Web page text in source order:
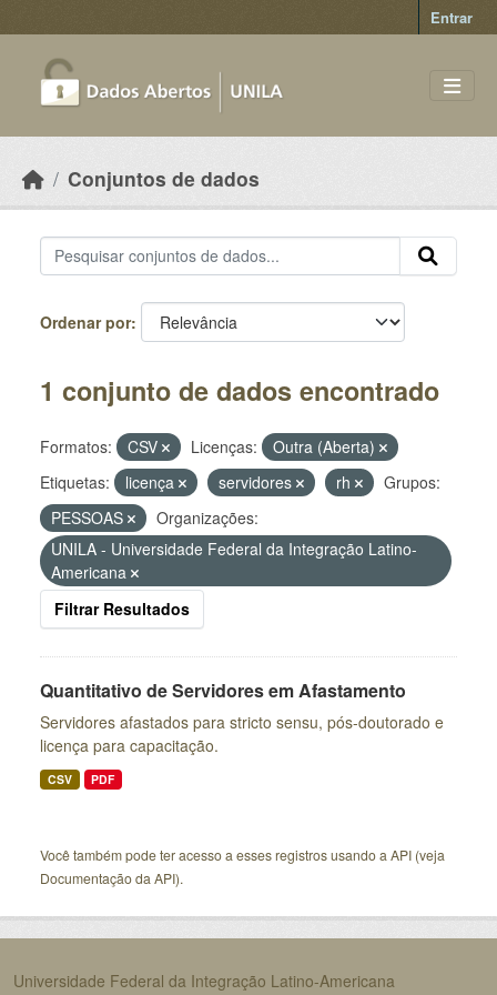
Entrar
Conjuntos de dados
Ordenar por
1 conjunto de dados encontrado
Formatos: CSV Licenças:
Outra (Aberta)
Etiquetas:
licença servidores rh
Grupos:
PESSOAS
Organizações:
UNILA - Universidade Federal da Integração Latino-
Americana
Filtrar Resultados
Quantitativo de Servidores em Afastamento
Servidores afastados para stricto sensu, pós-doutorado e
licença para capacitação.
CSV PDF
Você também pode ter acesso a esses registros usando a API (veja
Documentação da API).
Universidade Federal da Integração Latino-Americana